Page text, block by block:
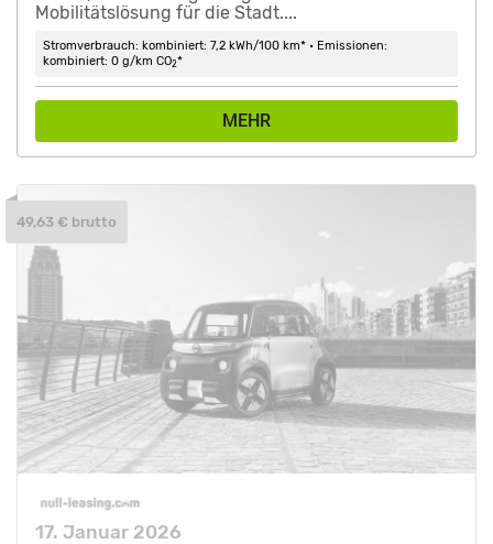
Mobilitätslösung für die Stadt....
Stromverbrauch: kombiniert: 7,2 kWh/100 km* • Emissionen:
kombiniert: 0 g/km CO2*
MEHR
17. Januar 2026
49,63 € brutto